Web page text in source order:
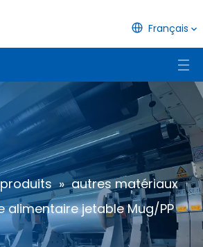
Français
» autres matériaux
alimentaire jetable Mug/PP